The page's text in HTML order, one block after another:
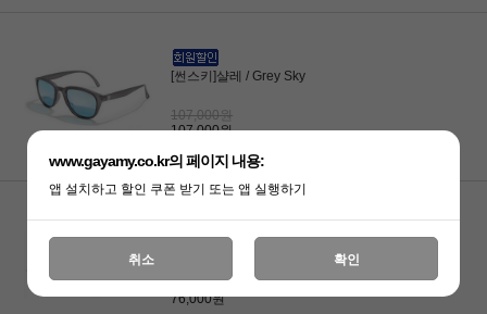
[썬스키]샬레 / Grey Sky
107,000원
107,000원
[썬스키]헤드랜드 / Slate Lime
76,000원
76,000원
www.gayamy.co.kr의 페이지 내용:
앱 설치하고 할인 쿠폰 받기 또는 앱 실행하기
취소 확인